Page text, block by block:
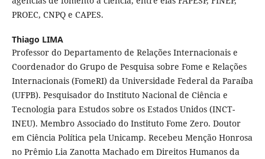
PROEC, CNPQ e CAPES.
Thiago LIMA
Professor do Departamento de Relações Internacionais e
Coordenador do Grupo de Pesquisa sobre Fome e Relações
Internacionais (FomeRI) da Universidade Federal da Paraíba
(UFPB). Pesquisador do Instituto Nacional de Ciência e
Tecnologia para Estudos sobre os Estados Unidos (INCT-
INEU). Membro Associado do Instituto Fome Zero. Doutor
em Ciência Política pela Unicamp. Recebeu Menção Honrosa
no Prêmio Lia Zanotta Machado em Direitos Humanos da